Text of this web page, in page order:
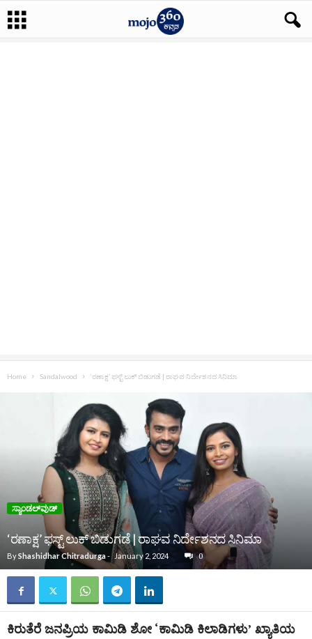
Home Sandalwood ‘ರಣಾಕ್ಷ’ ಫಸ್ಟ್ ಲುಕ್ ಬಿಡುಗಡೆ | ರಾಘವ ನಿರ್ದೇಶನದ ಸಿನಿಮಾ
ಸ್ಯಾಂಡಲ್‌ವುಡ್‌
‘ರಣಾಕ್ಷ’ ಫಸ್ಟ್ ಲುಕ್ ಬಿಡುಗಡೆ | ರಾಘವ ನಿರ್ದೇಶನದ ಸಿನಿಮಾ
ByShashidhar Chitradurga- January 2, 2024 0
ಕಿರುತೆರೆ ಜನಪ್ರಿಯ ಕಾಮಿಡಿ ಶೋ ‘ಕಾಮಿಡಿ ಕಿಲಾಡಿಗಳು’ ಖ್ಯಾತಿಯ